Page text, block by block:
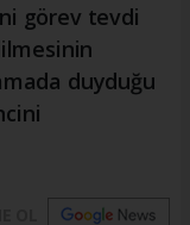
görev tevdi
duyduğu